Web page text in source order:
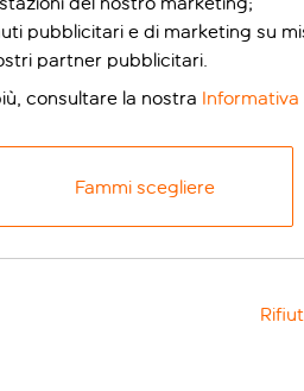
pubblicitari e di marketing su
partner pubblicitari.
consultare la nostra Informativa
Fammi scegliere